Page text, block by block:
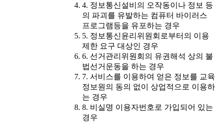
4. 정보통신설비의 오작동이나 정보 등
의 파괴를 유발하는 컴퓨터 바이러스
프로그램등을 유포하는 경우
5. 정보통신윤리위원회로부터의 이용
제한 요구 대상인 경우
6. 선거관리위원회의 유권해석 상의 불
법선거운동을 하는 경우
7. 서비스를 이용하여 얻은 정보를 교육
정보원의 동의 없이 상업적으로 이용하
는 경우
8. 비실명 이용자번호로 가입되어 있는
경우